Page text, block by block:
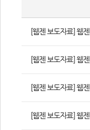
[웹젠 보도자료] 웹
[웹젠 보도자료] 웹
[웹젠 보도자료] 웹
[웹젠 보도자료] 웹